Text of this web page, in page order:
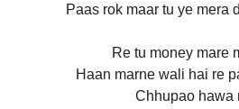
Paas rok maar tu ye mera
Re tu money mare
Haan marne wali hai re
Chhupao hawa